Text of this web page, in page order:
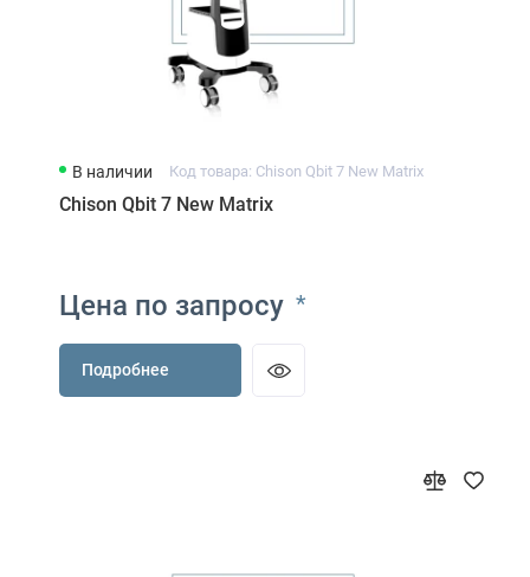
В наличии Код товара: Chison Qbit 7 New Matrix
Chison Qbit 7 New Matrix
Цена по запросу *
Подробнее